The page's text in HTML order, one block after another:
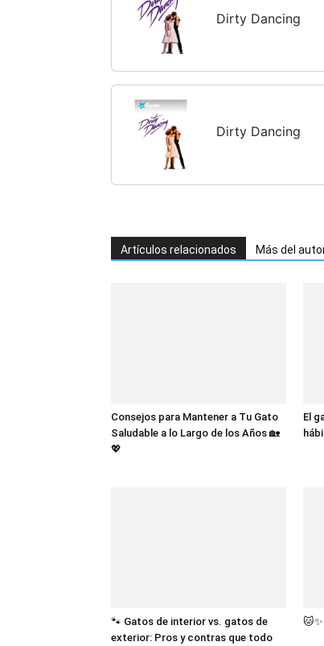
Dirty Dancing
Dirty Dancing
Artículos relacionados Más del
Consejos para Mantener a Tu Gato
Saludable a lo Largo de los Años 🏡
💖
El
🐾 Gatos de interior vs. gatos de
exterior: Pros y contras que todo